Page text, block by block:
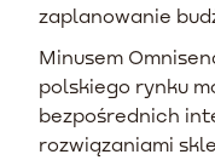
zaplanowanie
Minusem
polskiego rynku
bezpośrednich
rozwiązaniami